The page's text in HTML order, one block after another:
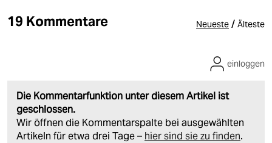
19 Kommentare Neueste / Älteste
Die Kommentarfunktion unter diesem Artikel ist
geschlossen.
Wir öffnen die Kommentarspalte bei ausgewählten
Artikeln für etwa drei Tage – hier sind sie zu finden.
einloggen